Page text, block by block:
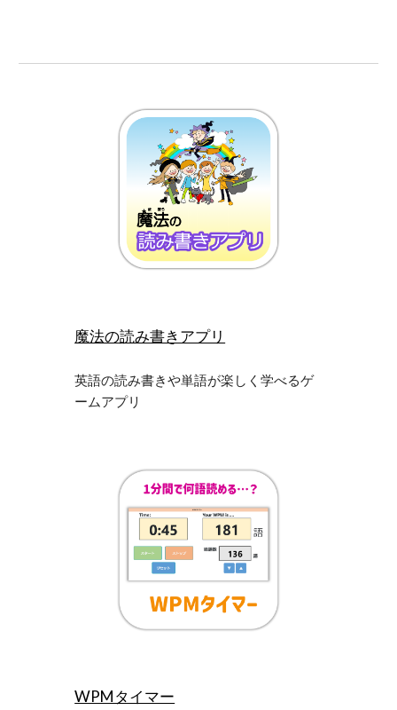
魔法の読み書きアプリ
英語の読み書きや単語が楽しく学べるゲ
ームアプリ
WPMタイマー